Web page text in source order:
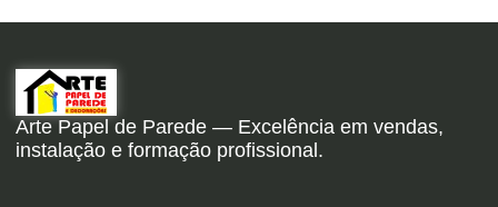
Arte Papel de Parede — Excelência em vendas,
instalação e formação profissional.